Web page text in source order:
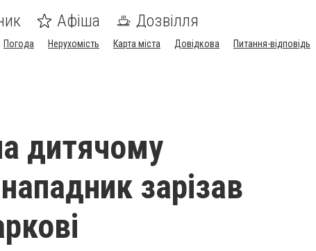
Афіша Дозвілля
Погода Нерухомість Карта міста Довідкова
Питання-відповідь
дитячому
зарізав